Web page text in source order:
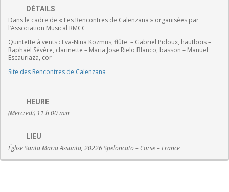
DÉTAILS
Dans le cadre de « Les Rencontres de Calenzana » organisées par
l’Association Musical RMCC
Quintette à vents : Eva-Nina Kozmus, flûte – Gabriel Pidoux, hautbois –
Raphaël Sévère, clarinette – Maria Jose Rielo Blanco, basson – Manuel
Escauriaza, cor
Site des Rencontres de Calenzana
HEURE
(Mercredi) 11 h 00 min
LIEU
Église Santa Maria Assunta, 20226 Speloncato – Corse – France